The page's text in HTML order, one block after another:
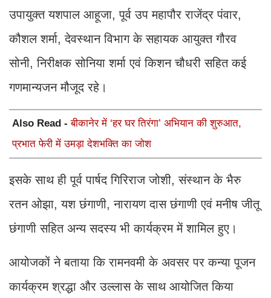
उपायुक्त यशपाल आहूजा, पूर्व उप महापौर राजेंद्र पंवार,
कौशल शर्मा, देवस्थान विभाग के सहायक आयुक्त गौरव
सोनी, निरीक्षक सोनिया शर्मा एवं किशन चौधरी सहित कई
गणमान्यजन मौजूद रहे।
Also Read -बीकानेर में ‘हर घर तिरंगा’ अभियान की शुरुआत,
प्रभात फेरी में उमड़ा देशभक्ति का जोश
इसके साथ ही पूर्व पार्षद गिरिराज जोशी, संस्थान के भैरु
रतन ओझा, यश छंगाणी, नारायण दास छंगाणी एवं मनीष जीतू
छंगाणी सहित अन्य सदस्य भी कार्यक्रम में शामिल हुए।
आयोजकों ने बताया कि रामनवमी के अवसर पर कन्या पूजन
कार्यक्रम श्रद्धा और उल्लास के साथ आयोजित किया